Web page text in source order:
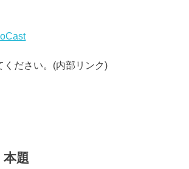
ください。(内部リンク)
本題